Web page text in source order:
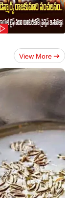
View More